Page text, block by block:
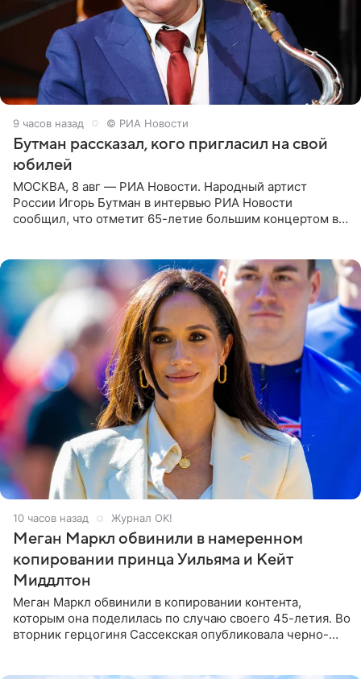
9 часов назад © РИА Новости
Бутман рассказал, кого пригласил на свой
юбилей
МОСКВА, 8 авг — РИА Новости. Народный артист
России Игорь Бутман в интервью РИА Новости
сообщил, что отметит 65-летие большим концертом в
10 часов назад Журнал OK!
Меган Маркл обвинили в намеренном
копировании принца Уильяма и Кейт
Миддлтон
Меган Маркл обвинили в копировании контента,
которым она поделилась по случаю своего 45-летия. Во
вторник герцогиня Сассекская опубликовала черно-